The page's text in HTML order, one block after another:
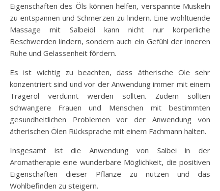
Eigenschaften des Öls können helfen, verspannte Muskeln
zu entspannen und Schmerzen zu lindern. Eine wohltuende
Massage mit Salbeiöl kann nicht nur körperliche
Beschwerden lindern, sondern auch ein Gefühl der inneren
Ruhe und Gelassenheit fördern.
Es ist wichtig zu beachten, dass ätherische Öle sehr
konzentriert sind und vor der Anwendung immer mit einem
Trägeröl verdünnt werden sollten. Zudem sollten
schwangere Frauen und Menschen mit bestimmten
gesundheitlichen Problemen vor der Anwendung von
ätherischen Ölen Rücksprache mit einem Fachmann halten.
Insgesamt ist die Anwendung von Salbei in der
Aromatherapie eine wunderbare Möglichkeit, die positiven
Eigenschaften dieser Pflanze zu nutzen und das
Wohlbefinden zu steigern.